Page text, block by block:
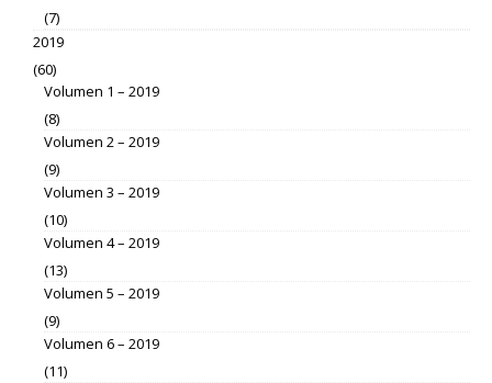
(7)
2019
(60)
Volumen 1 – 2019
(8)
Volumen 2 – 2019
(9)
Volumen 3 – 2019
(10)
Volumen 4 – 2019
(13)
Volumen 5 – 2019
(9)
Volumen 6 – 2019
(11)